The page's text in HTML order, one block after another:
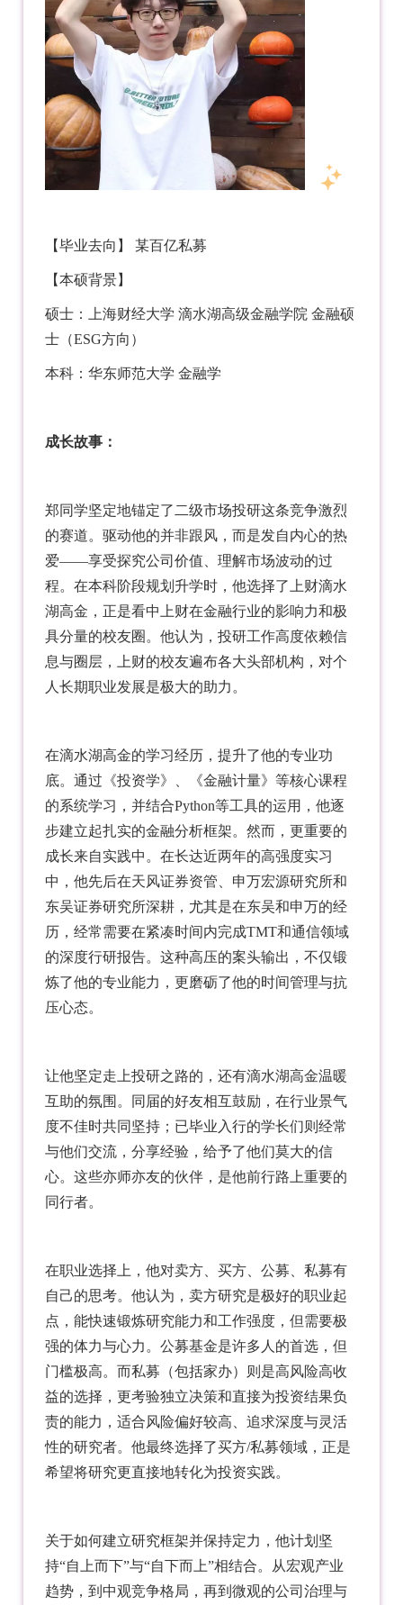
【毕业去向】 某百亿私募
【本硕背景】
硕士：上海财经大学 滴水湖高级金融学院 金融硕
士（ESG方向）
本科：华东师范大学 金融学
成长故事：
郑同学坚定地锚定了 二级市场投研这条竞争激烈
的赛道。驱动他的并非跟风，而是发自内心的热
爱——享受探究公司价值、理解市场波动的过
程。在本科阶段规划升学时，他选择了上财滴水
湖高金，正是看中上财在金融行业的影响力和极
具分量的校友圈。他认为，投研工作高度依赖信
息与圈层，上财的校友遍布各大头部机构，对个
人长期职业发展是极大的助力。
在滴水湖高金的学习经历，提升了他的专业功
底。通过 《投资学》
、《金融计量》等核心课程
的系统学习，并结合Python等工具的运用，他逐
步建立起扎实的金融分析框架。然而，更重要的
成长来自实践中。在长达近两年的高强度实习
中，他先后在天风证券资管 、申万宏源研究所和
东吴证券研究所深耕，尤其是在东吴和申万的经
历，经常需要在紧凑时间内完成TMT和通信领域
的深度行研报告。这种高压的案头输出，不仅锻
炼了他的专业能力，更磨砺了他的时间管理与抗
压心态。
让他坚定走上投研之路的，还有滴水湖高金温暖
互助的氛围。同届的好友相互鼓励，在行业景气
度不佳时共同坚持；已毕业入行的学长们则经常
与他们交流，分享经验，给予了他们莫大的信
心。这些亦师亦友的伙伴，是他前行路上重要的
同行者。
在职业选择上，他对卖方、买方、公募、私募有
自己的思考。他认为，卖方研究是极好的职业起
点，能快速锻炼研究能力和工作强度，但需要极
强的体力与心力。公募基金是许多人的首选，但
门槛极高。而私募（包括家办）则是高风险高收
益的选择，更考验独立决策和直接为投资结果负
责的能力，适合风险偏好较高、追求深度与灵活
性的研究者。他最终选择了买方/私募领域，正是
希望将研究更直接地转化为投资实践。
关于如何建立研究框架并保持定力，他计划坚
持“自上而下”与“自下而上”相结合。从宏观产业
趋势，到中观竞争格局，再到微观的公司治理与